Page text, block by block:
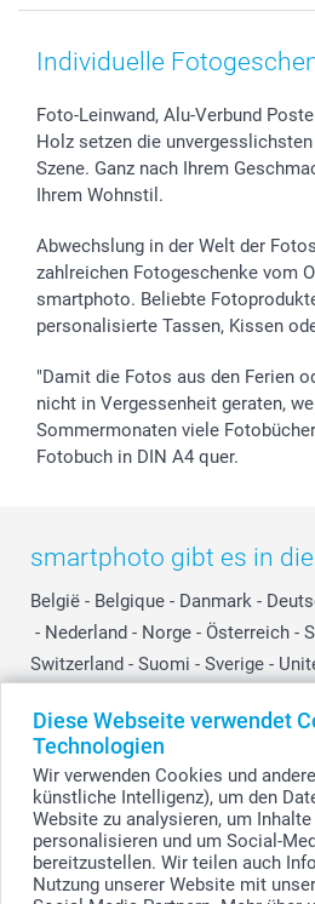
Diese Webseite verwendet
Technologien
Wir verwenden Cookies und
künstliche Intelligenz), um den
Website zu analysieren, um Inhalte
personalisieren und um Social-
bereitzustellen. Wir teilen auch
Nutzung unserer Website mit
Zubehör & Material
Foto-Kalender & Agenden
Sticker & Etiketten
Geschenk-Gutscheine (PDF)
AGB
Presse
Partnerprogramme
Investor Relations
B2B smartbusiness
Widerrufsrecht
Muttertag
Kommunion & Konfirmation
Hochzeit
Geburtstag
Geburt
Zu allen Anlässen
Anmelden /Registrieren
Preise und Versandkosten
Lieferfristen
72h Lieferung
Zahlungsmöglichkeiten
Sitemap
Status der Bestellung
smartfriends
smartgarantie
smartbonus
Individuelle
Foto-Leinwand, Alu-Verbund
Holz setzen die
Szene. Ganz nach Ihrem
Ihrem Wohnstil.
Abwechslung in der Welt der
zahlreichen Fotogeschenke vom
smartphoto. Beliebte
personalisierte Tassen, Kissen
"Damit die Fotos aus den Ferien
nicht in Vergessenheit geraten,
Sommermonaten viele
Fotobuch in DIN A4 quer.
smartphoto gibt es in
België - Belgique - Danmark -
- Nederland - Norge - Österreich -
Switzerland - Suomi - Sverige -
Other Countries
© smartphoto Group. Alle
Alle Preise verstehen sich in EURO (€) inkl.